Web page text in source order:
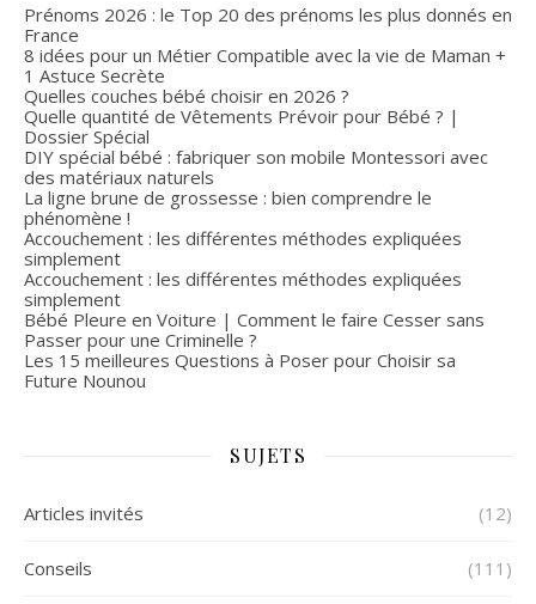
Prénoms 2026 : le Top 20 des prénoms les plus donnés en
France
8 idées pour un Métier Compatible avec la vie de Maman +
1 Astuce Secrète
Quelles couches bébé choisir en 2026 ?
Quelle quantité de Vêtements Prévoir pour Bébé ? |
Dossier Spécial
DIY spécial bébé : fabriquer son mobile Montessori avec
des matériaux naturels
La ligne brune de grossesse : bien comprendre le
phénomène !
Accouchement : les différentes méthodes expliquées
simplement
Accouchement : les différentes méthodes expliquées
simplement
Bébé Pleure en Voiture | Comment le faire Cesser sans
Passer pour une Criminelle ?
Les 15 meilleures Questions à Poser pour Choisir sa
Future Nounou
SUJETS
Articles invités (12)
Conseils (111)